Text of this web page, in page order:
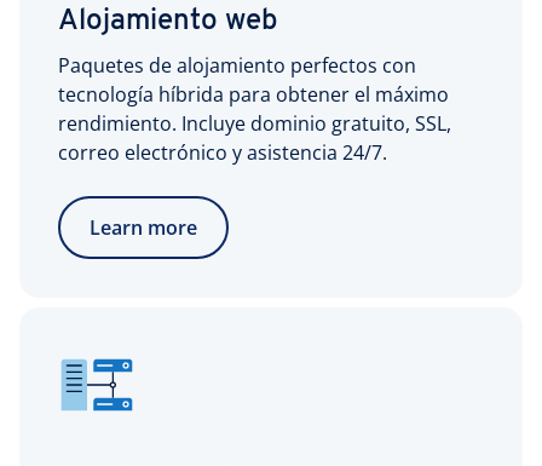
Alojamiento web
Paquetes de alojamiento perfectos con
tecnología híbrida para obtener el máximo
rendimiento. Incluye dominio gratuito, SSL,
correo electrónico y asistencia 24/7.
Learn more